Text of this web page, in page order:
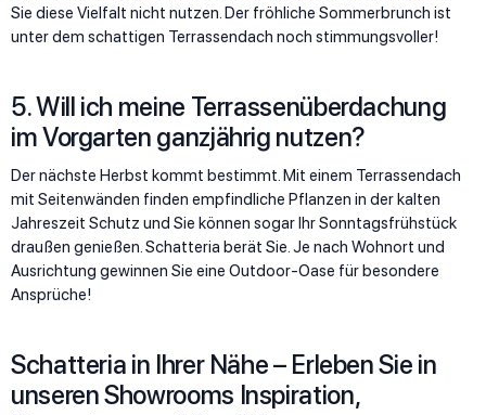
Sie diese Vielfalt nicht nutzen. Der fröhliche Sommerbrunch ist
unter dem schattigen Terrassendach noch stimmungsvoller!
5. Will ich meine Terrassenüberdachung
im Vorgarten ganzjährig nutzen?
Der nächste Herbst kommt bestimmt. Mit einem Terrassendach
mit Seitenwänden finden empfindliche Pflanzen in der kalten
Jahreszeit Schutz und Sie können sogar Ihr Sonntagsfrühstück
draußen genießen. Schatteria berät Sie. Je nach Wohnort und
Ausrichtung gewinnen Sie eine Outdoor-Oase für besondere
Ansprüche!
Schatteria in Ihrer Nähe – Erleben Sie in
unseren Showrooms Inspiration,